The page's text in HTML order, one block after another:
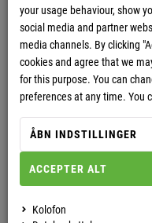
HERRE
SHOP
TOPSELLER TIL
your usage behaviour, show
social media and partner
media channels. By clicking
cookies and agree that we
for this purpose. You can
preferences at any time. You
ÅBN INDSTILLINGER
ACCEPTER ALT
Kolofon